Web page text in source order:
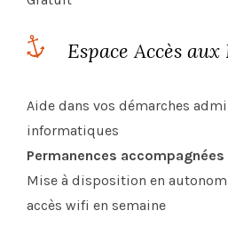
Espace Accès
Aide dans vos démarches
informatiques
Permanences
Mise à disposition en
accès wifi en semaine